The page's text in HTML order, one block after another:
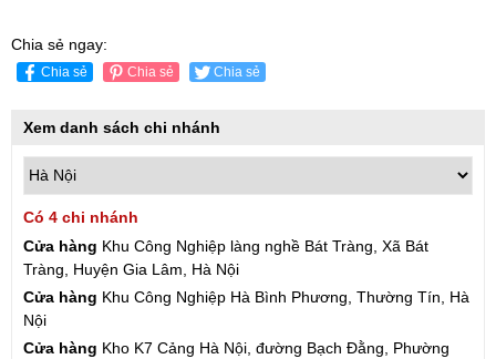
Chia sẻ ngay:
Chia sẻ Chia sẻ Chia sẻ
Xem danh sách chi nhánh
Có 4 chi nhánh
Cửa hàng Khu Công Nghiệp làng nghề Bát Tràng, Xã Bát
Tràng, Huyện Gia Lâm, Hà Nội
Cửa hàng Khu Công Nghiệp Hà Bình Phương, Thường Tín, Hà
Nội
Cửa hàng Kho K7 Cảng Hà Nội, đường Bạch Đằng, Phường